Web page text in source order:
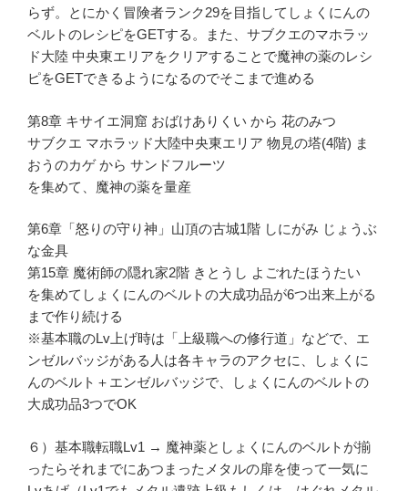
らず。とにかく冒険者ランク29を目指してしょくにんの
ベルトのレシピをGETする。また、サブクエのマホラッ
ド大陸 中央東エリアをクリアすることで魔神の薬のレシ
ピをGETできるようになるのでそこまで進める
第8章 キサイエ洞窟 おばけありくい から 花のみつ
サブクエ マホラッド大陸中央東エリア 物見の塔(4階) ま
おうのカゲ から サンドフルーツ
を集めて、魔神の薬を量産
第6章「怒りの守り神」山頂の古城1階 しにがみ じょうぶ
な金具
第15章 魔術師の隠れ家2階 きとうし よごれたほうたい
を集めてしょくにんのベルトの大成功品が6つ出来上がる
まで作り続ける
※基本職のLv上げ時は「上級職への修行道」などで、エ
ンゼルバッジがある人は各キャラのアクセに、しょくに
んのベルト＋エンゼルバッジで、しょくにんのベルトの
大成功品3つでOK
６）基本職転職Lv1 → 魔神薬としょくにんのベルトが揃
ったらそれまでにあつまったメタルの扉を使って一気に